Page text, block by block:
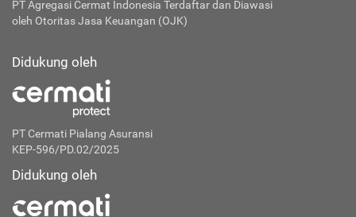
PT Agregasi Cermat Indonesia Terdaftar dan Diawasi
oleh Otoritas Jasa Keuangan (OJK)
Didukung oleh
PT Cermati Pialang Asuransi
KEP-596/PD.02/2025
Didukung oleh